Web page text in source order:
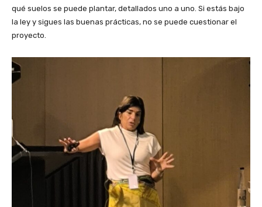
qué suelos se puede plantar, detallados uno a uno. Si estás bajo
la ley y sigues las buenas prácticas, no se puede cuestionar el
proyecto.